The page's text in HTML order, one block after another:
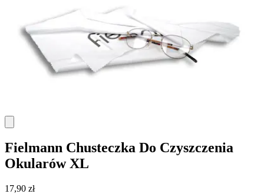
Fielmann Chusteczka Do Czyszczenia
Okularów XL
17,90 zł